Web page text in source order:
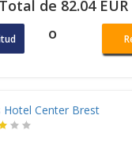
Total de 82.04 EUR
o
Hotel Center Brest